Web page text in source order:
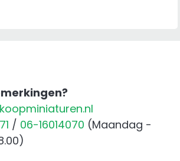
/ 06-16014070 (Maandag -